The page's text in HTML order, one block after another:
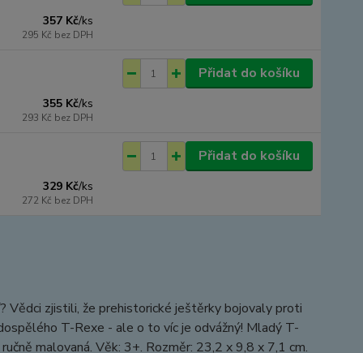
357 Kč/ks
295 Kč bez DPH
355 Kč/ks
293 Kč bez DPH
Přidat do košíku
329 Kč/ks
272 Kč bez DPH
Přidat do košíku
Vědci zjistili, že prehistorické ještěrky bojovaly proti
T-Rexe - ale o to víc je odvážný! Mladý T-
malovaná. Věk: 3+. Rozměr: 23,2 x 9,8 x 7,1 cm.